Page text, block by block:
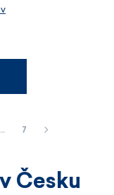
… 7
Česku